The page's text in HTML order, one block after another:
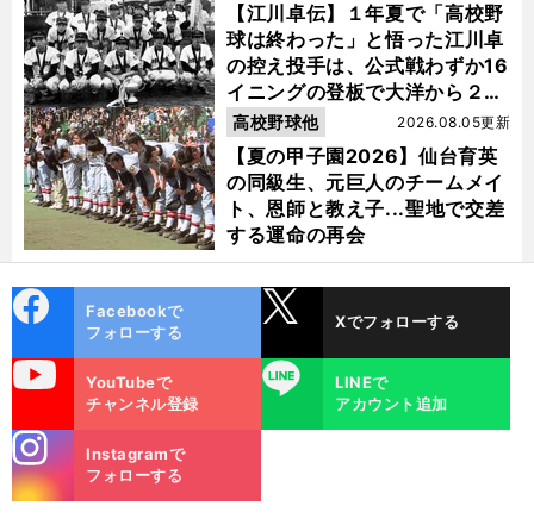
【江川卓伝】１年夏で「高校野
球は終わった」と悟った江川卓
の控え投手は、公式戦わずか16
イニングの登板で大洋から２位
指名を受けた
【夏の甲子園2026】仙台育英
の同級生、元巨人のチームメイ
ト、恩師と教え子...聖地で交差
する運命の再会
2026.08.05更新
高校野球他
ok
Facebookで
フォローする
Xでフォローする
YouTubeで
チャンネル登録
LINE
LINEで
アカウント追加
m
Instagramで
フォローする